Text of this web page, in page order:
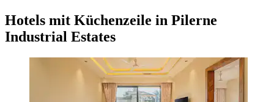
Hotels mit Küchenzeile in Pilerne
Industrial Estates